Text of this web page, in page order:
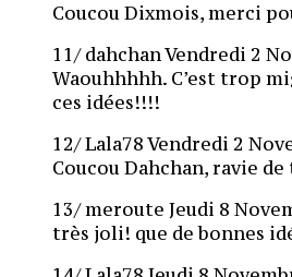
Coucou Dixmois, merci
11/ dahchan Vendredi 2
Waouhhhhh. C’est trop
ces idées!!!!
12/ Lala78 Vendredi 2
Coucou Dahchan, ravie
13/ meroute Jeudi 8
très joli! que de bonnes